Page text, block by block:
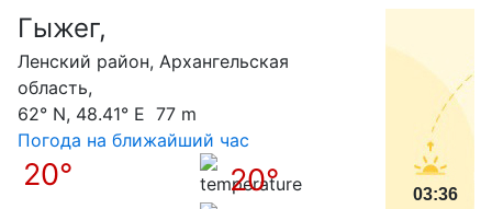
Гыжег,
Ленский район, Архангельская
область,
62° N, 48.41° E 77 m
Погода на ближайший час
20°
20°
03:36